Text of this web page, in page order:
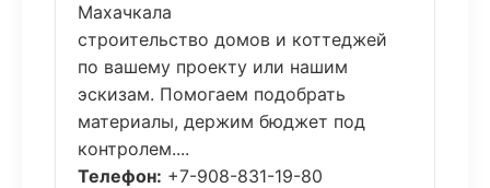
Махачкала
строительство домов и коттеджей
по вашему проекту или нашим
эскизам. Помогаем подобрать
материалы, держим бюджет под
контролем....
Телефон: +7-908-831-19-80